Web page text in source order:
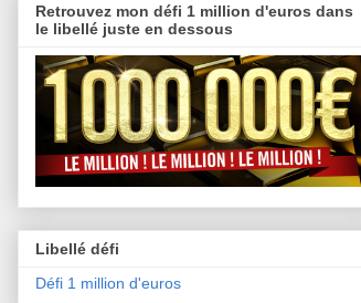
Retrouvez mon défi 1 million d'euros dans
le libellé juste en dessous
Libellé défi
Défi 1 million d'euros